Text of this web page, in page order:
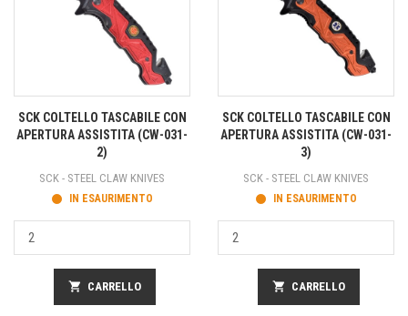
SCK COLTELLO TASCABILE CON
APERTURA ASSISTITA (CW-031-
2)
SCK - STEEL CLAW KNIVES
IN ESAURIMENTO
shopping_cart CARRELLO
SCK COLTELLO TASCABILE CON
APERTURA ASSISTITA (CW-031-
3)
SCK - STEEL CLAW KNIVES
IN ESAURIMENTO
shopping_cart CARRELLO